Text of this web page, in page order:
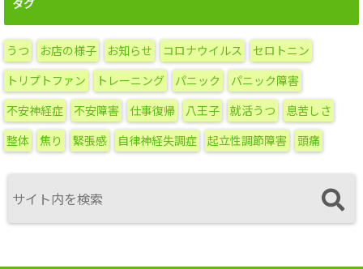
ー
カ
イ
ブ
タグ
うつ お店の様子 お知らせ コロナウイルス セロトニン
トリプトファン トレーニング パニック パニック障害
不安神経症 不安障害 仕事復帰 八王子 就活うつ 息苦しさ
整体 焦り 緊張感 自律神経失調症 起立性調節障害 頭痛